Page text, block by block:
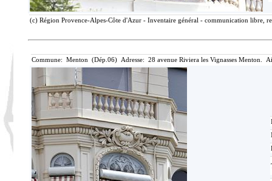
(c) Région Provence-Alpes-Côte d'Azur - Inventaire général - communication libre,
Commune: Menton (Dép.06) Adresse: 28 avenue Riviera les Vignasses Menton.